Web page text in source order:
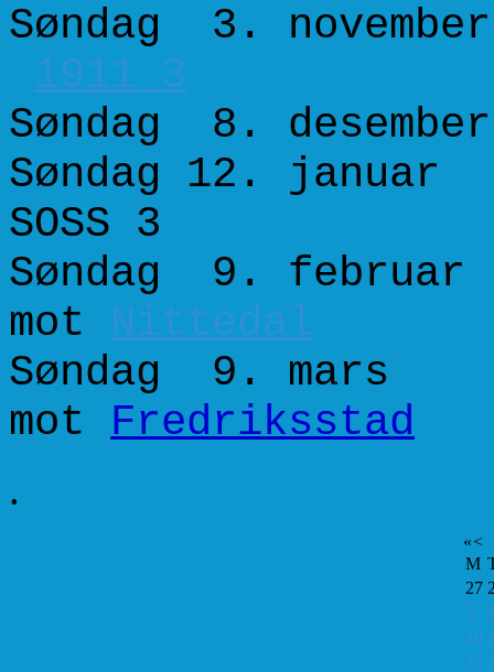
Søndag 3.
1911 3
Søndag 8.
Søndag 12. januar
SOSS 3
Søndag 9. februar
mot Nittedal
Søndag 9. mars
mot Fredriksstad
.
«<
M
27
3
10
17